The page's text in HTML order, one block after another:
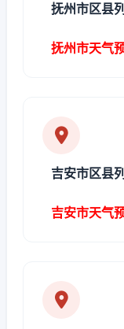
抚州市区县
抚州市天气
吉安市区县
吉安市天气